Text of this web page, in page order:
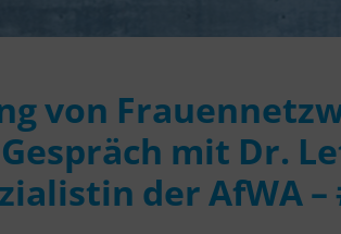
von
mit Dr.
der AfWA